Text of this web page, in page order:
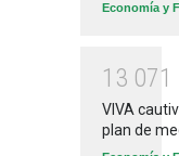
Economía y
1 3 071
VIVA
plan de